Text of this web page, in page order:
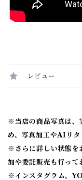
レビュー
※当店の商品写真は、
め、写真加工やAIリタ
※ さらに詳しい状態
加や委託販売も行って
※ インスタグラム、